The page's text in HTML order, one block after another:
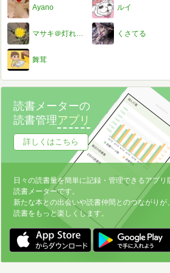
Ayano ルイ
マサキ＠灯れ松明の火 くさてる
舞茸
読書メーターの
読書管理アプリ
詳しくはこちら
日々の読書量を簡単に記録・管理できるアプリ
読書メーターです。
新たな本との出会いや読書仲間とのつながりが
読書をもっと楽しくします。